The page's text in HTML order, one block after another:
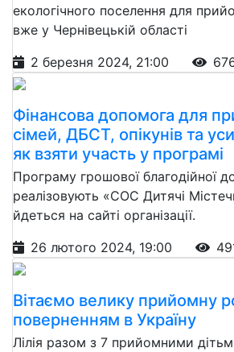
екологічного поселення для
вже у Чернівецькій області
2 березня 2024, 21:00
Фінансова допомога для
сімей, ДБСТ, опікунів та
як взяти участь у програмі
Програму грошової благодійної
реалізовують «СОС Дитячі
йдеться на сайті організації.
26 лютого 2024, 19:00
Вітаємо велику прийомну
поверненням в Україну
Лілія разом з 7 прийомними